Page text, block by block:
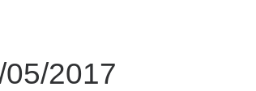
2017